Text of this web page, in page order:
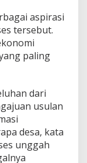
aspirasi
tersebut.
paling
dari
usulan
desa, kata
unggah